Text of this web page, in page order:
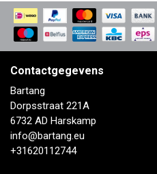
Contactgegevens
Bartang
Dorpsstraat 221A
6732 AD Harskamp
info@bartang.eu
+31620112744